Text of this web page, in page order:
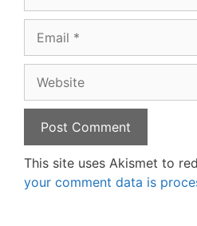
This site uses Akismet to
your comment data is